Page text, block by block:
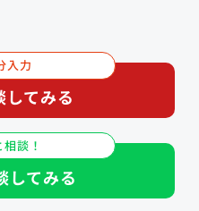
入力
てみる
談！
してみる